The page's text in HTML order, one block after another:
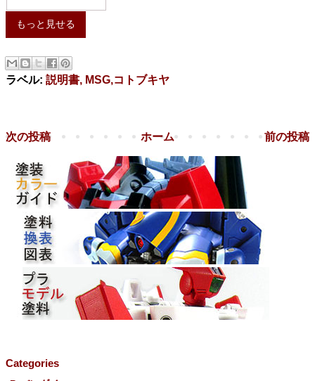
もっと見せる
ラベル: 説明書, MSG,コトブキヤ
次の投稿 前の投稿
ホーム
Categories